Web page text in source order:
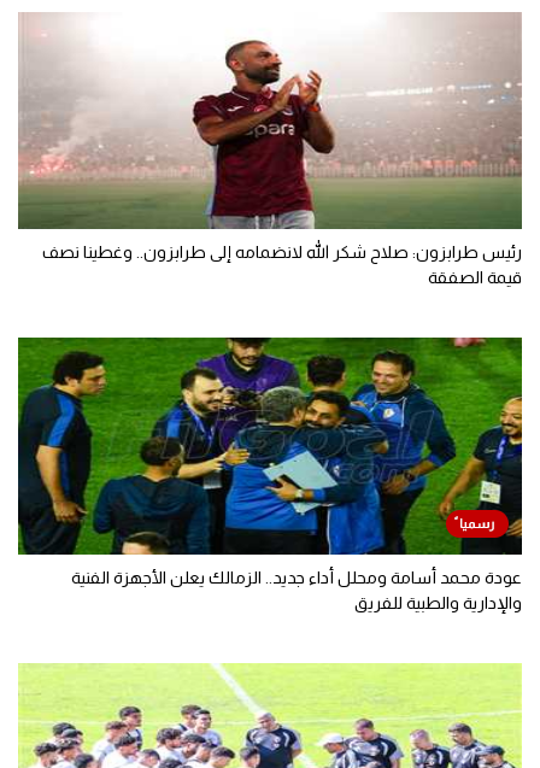
رئيس طرابزون: صلاح شكر الله لانضمامه إلى طرابزون.. وغطينا نصف
قيمة الصفقة
عودة محمد أسامة ومحلل أداء جديد.. الزمالك يعلن الأجهزة الفنية
والإدارية والطبية للفريق